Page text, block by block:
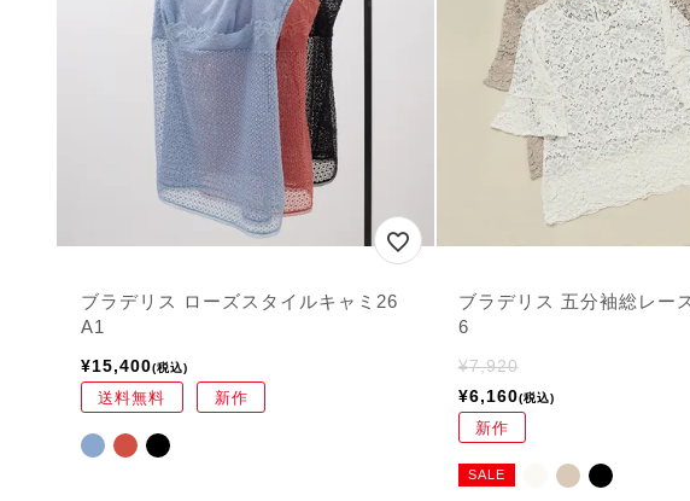
ブラデリス ローズスタイルキャミ26
A1
¥15,400 税込
送料無料 新作
ブラデリス 五分袖総レー
6
¥7,920
¥6,160 税込
新作
SALE